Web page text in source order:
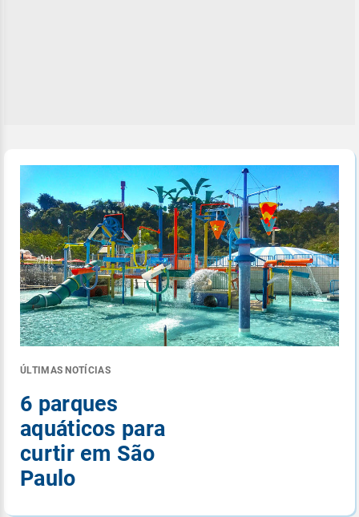
ÚLTIMAS NOTÍCIAS
6 parques
aquáticos para
curtir em São
Paulo